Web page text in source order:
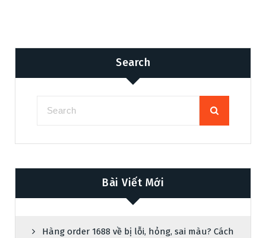
Search
Bài Viết Mới
Hàng order 1688 về bị lỗi, hỏng, sai màu? Cách